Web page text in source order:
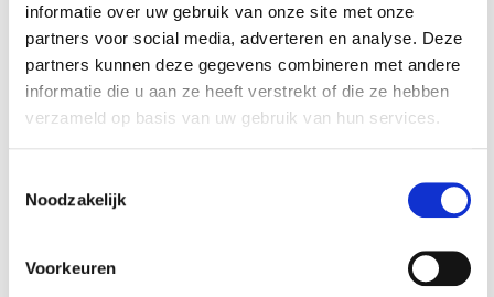
informatie over uw gebruik van onze site met onze
partners voor social media, adverteren en analyse. Deze
partners kunnen deze gegevens combineren met andere
informatie die u aan ze heeft verstrekt of die ze hebben
verzameld op basis van uw gebruik van hun services.
Noodzakelijk
Voorkeuren
delig met
vakverdeling voor